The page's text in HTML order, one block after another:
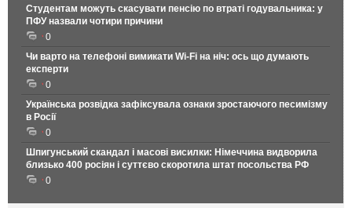
Студентам можуть скасувати пенсію по втраті годувальника: у
ПФУ назвали чотири причини
0
Чи варто на телефонi вимикати Wi-Fi на ніч: ось що думають
експерти
0
Українська розвідка зафіксувала ознаки зростаючого песимізму
в Росії
0
Шпигунський скандал і масові висилки: Німеччина видворила
близько 400 росіян і суттєво скоротила штат посольства РФ
0